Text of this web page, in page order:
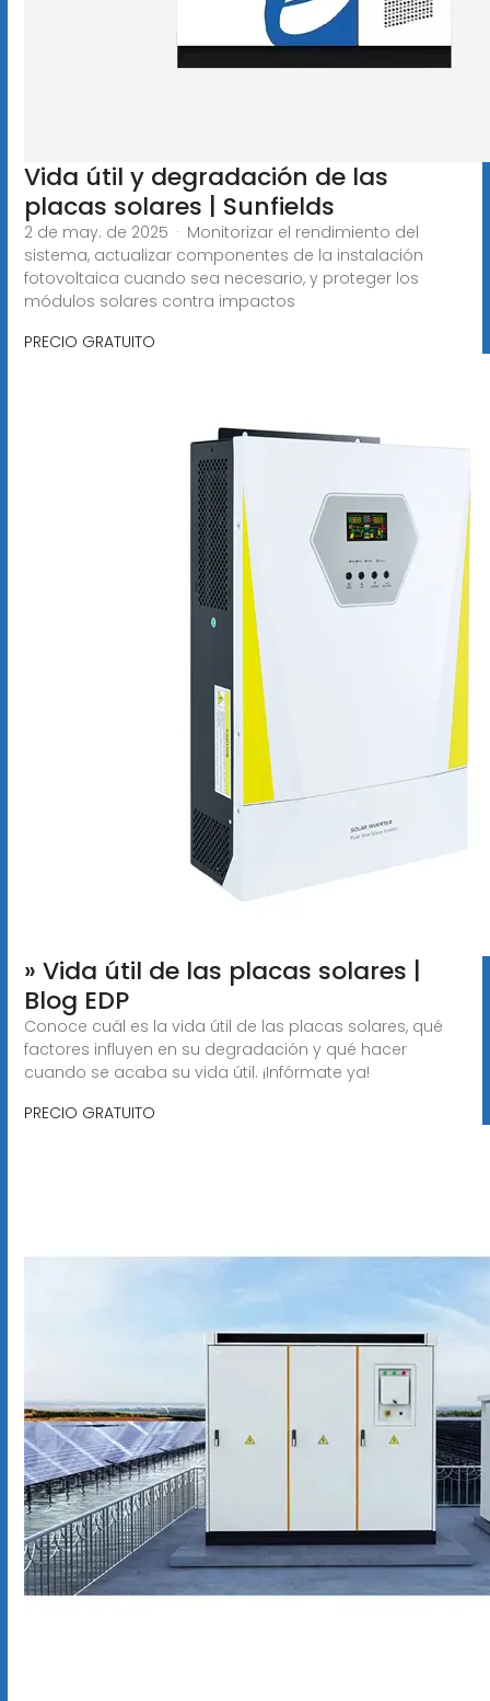
Vida útil y degradación de las
placas solares | Sunfields
2 de may. de 2025 · Monitorizar el rendimiento del
sistema, actualizar componentes de la instalación
fotovoltaica cuando sea necesario, y proteger los
módulos solares contra impactos
PRECIO GRATUITO
» Vida útil de las placas solares |
Blog EDP
Conoce cuál es la vida útil de las placas solares, qué
factores influyen en su degradación y qué hacer
cuando se acaba su vida útil. ¡Infórmate ya!
PRECIO GRATUITO